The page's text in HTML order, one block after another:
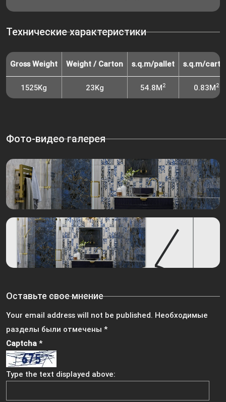
Технические характеристики
Gross Weight Weight / Carton s.q.m/pallet s.q.m/
1525Kg 23Kg 54.8M2 0.83M2
Фото-видео галерея
Оставьте свое мнение
Your email address will not be published. Необходимые
разделы были отмечены *
Captcha *
Type the text displayed above: